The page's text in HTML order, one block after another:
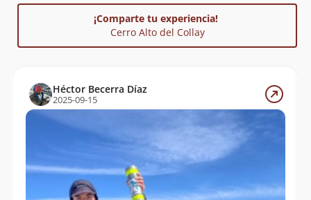
¡Comparte tu experiencia!
Cerro Alto del Collay
Héctor Becerra Díaz
2025-09-15